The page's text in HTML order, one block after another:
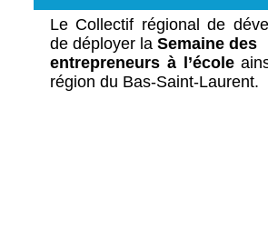
Le Collectif régional de
de déployer la Semaine des
entrepreneurs à l’école
région du Bas-Saint-Laurent.